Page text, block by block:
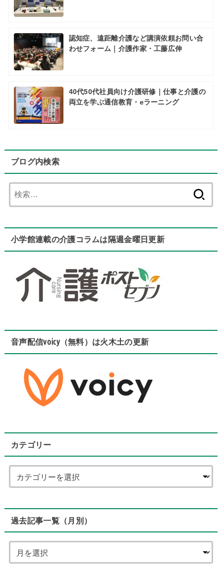
認知症、遠距離介護など講演依頼お問い合
わせフォーム｜介護作家・工藤広伸
40代50代社員向け介護研修｜仕事と介護の
両立を学ぶ通信教育・eラーニング
ブログ内検索
索:
小学館連載の介護コラムは隔週金曜日更新
音声配信voicy（無料）は火木土の更新
カテゴリー
過去記事一覧（月別）